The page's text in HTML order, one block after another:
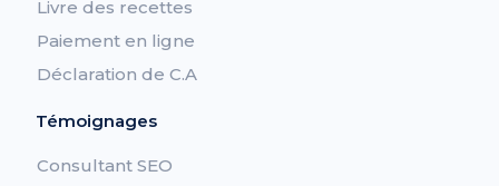
Livre des recettes
Paiement en ligne
Déclaration de C.A
Témoignages
Consultant SEO